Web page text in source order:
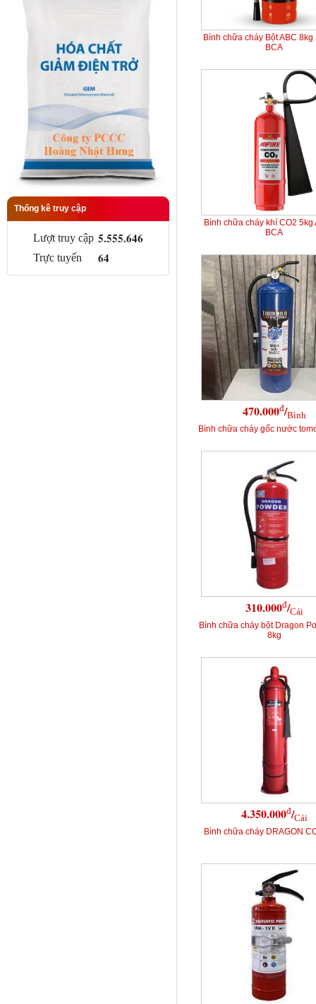
Thống kê truy cập
Lượt truy cập 5.555.646
Trực tuyến 64
Bình chữa cháy Bột ABC
BCA
Bình chữa cháy khí CO2 5kg
BCA
470.000đ/Bình
Bình chữa cháy gốc nước
310.000đ/Cái
Bình chữa cháy bột Dragon
8kg
4.350.000đ/Cái
Bình chữa cháy DRAGON